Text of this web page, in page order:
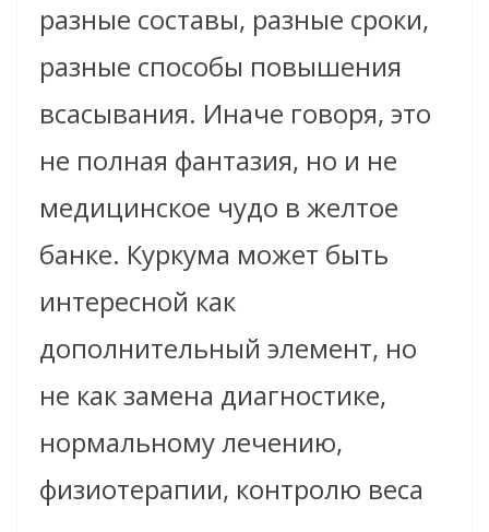
разные составы, разные сроки,
разные способы повышения
всасывания. Иначе говоря, это
не полная фантазия, но и не
медицинское чудо в желтое
банке. Куркума может быть
интересной как
дополнительный элемент, но
не как замена диагностике,
нормальному лечению,
физиотерапии, контролю веса